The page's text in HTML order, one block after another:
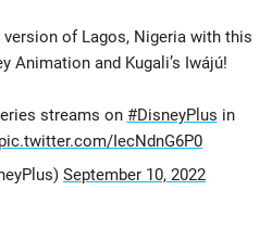
of Lagos, Nigeria with this
Animation and Kugali’s Iwájú!
streams on #DisneyPlus in
pic.twitter.com/IecNdnG6P0
September 10, 2022